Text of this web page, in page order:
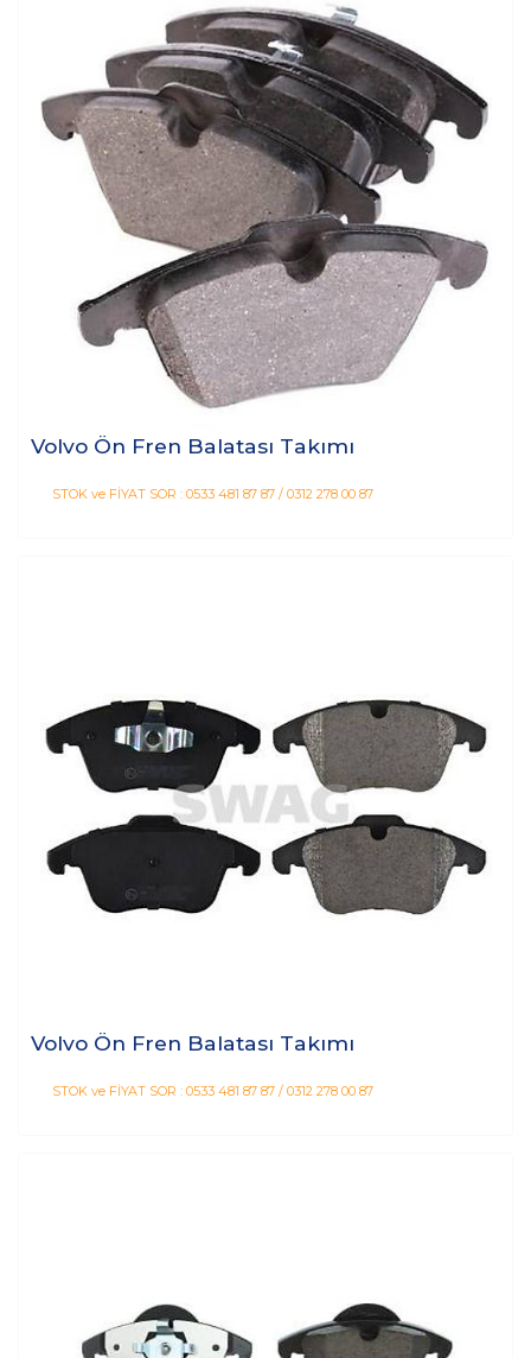
Volvo Ön Fren Balatası Takımı
STOK ve FİYAT SOR : 0533 481 87 87 / 0312 278 00 87
Volvo Ön Fren Balatası Takımı
STOK ve FİYAT SOR : 0533 481 87 87 / 0312 278 00 87